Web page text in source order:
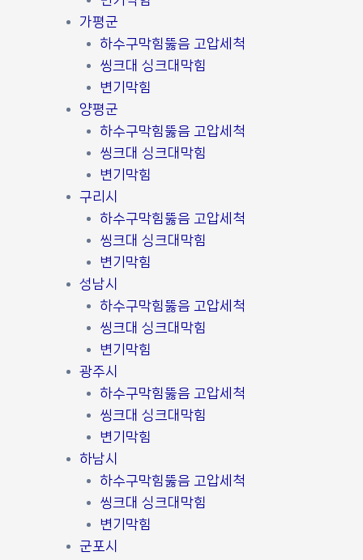
가평군
하수구막힘뚫음 고압세척
씽크대 싱크대막힘
변기막힘
양평군
하수구막힘뚫음 고압세척
씽크대 싱크대막힘
변기막힘
구리시
하수구막힘뚫음 고압세척
씽크대 싱크대막힘
변기막힘
성남시
하수구막힘뚫음 고압세척
씽크대 싱크대막힘
변기막힘
광주시
하수구막힘뚫음 고압세척
씽크대 싱크대막힘
변기막힘
하남시
하수구막힘뚫음 고압세척
씽크대 싱크대막힘
변기막힘
군포시